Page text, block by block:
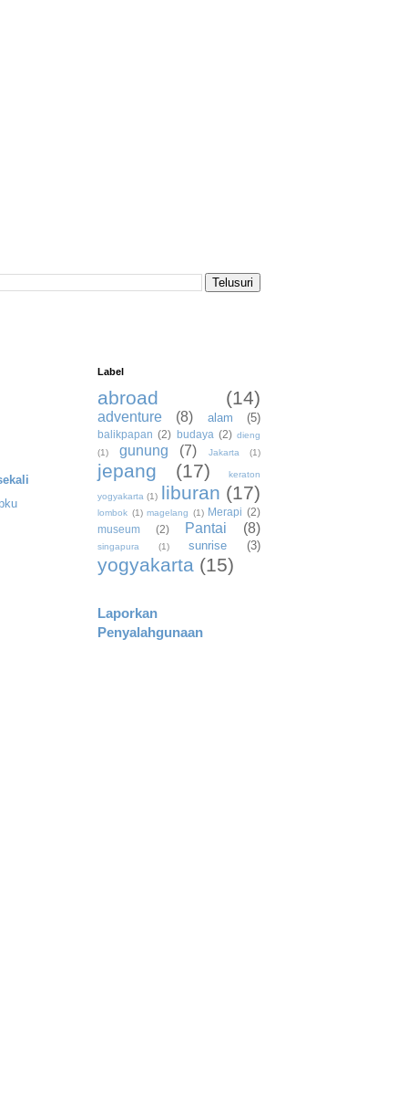
Label
abroad (14)
adventure (8) alam (5)
balikpapan (2) budaya (2) dieng
(1)
gunung (7) Jakarta (1)
jepang (17) keraton
yogyakarta (1) liburan (17)
lombok (1) magelang (1) Merapi (2)
museum
(2) Pantai (8)
singapura (1) sunrise (3)
yogyakarta (15)
Laporkan
Penyalahgunaan